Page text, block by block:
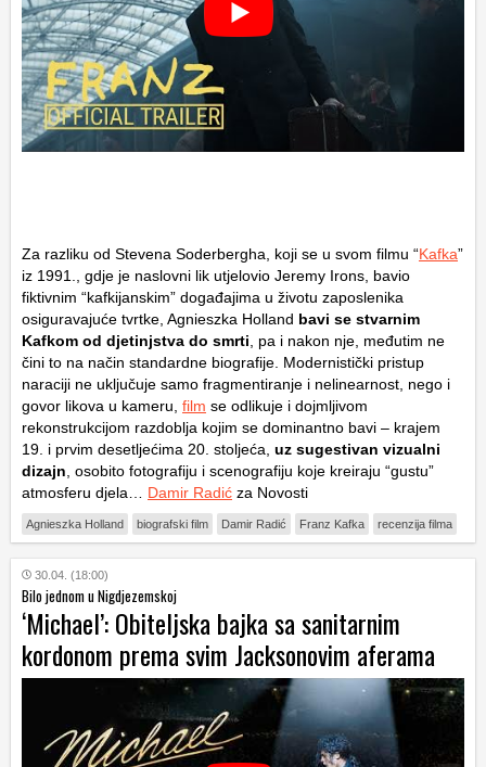
Za razliku od Stevena Soderbergha, koji se u svom filmu “Kafka”
iz 1991., gdje je naslovni lik utjelovio Jeremy Irons, bavio
fiktivnim “kafkijanskim” događajima u životu zaposlenika
osiguravajuće tvrtke, Agnieszka Holland bavi se stvarnim
Kafkom od djetinjstva do smrti , pa i nakon nje, međutim ne
čini to na način standardne biografije. Modernistički pristup
naraciji ne uključuje samo fragmentiranje i nelinearnost, nego i
govor likova u kameru, film se odlikuje i dojmljivom
rekonstrukcijom razdoblja kojim se dominantno bavi – krajem
19. i prvim desetljećima 20. stoljeća, uz sugestivan vizualni
dizajn , osobito fotografiju i scenografiju koje kreiraju “gustu”
atmosferu djela… Damir Radić za Novosti
Agnieszka Holland biografski film Damir Radić Franz Kafka recenzija filma
30.04. (18:00)
Bilo jednom u Nigdjezemskoj
‘Michael’: Obiteljska bajka sa sanitarnim
kordonom prema svim Jacksonovim aferama